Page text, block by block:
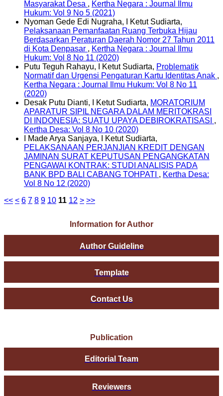
Masyarakat Desa , Kertha Negara : Journal Ilmu
Hukum: Vol 9 No 5 (2021)
Nyoman Gede Edi Nugraha, I Ketut Sudiarta,
Pelaksanaan Pemanfaatan Ruang Terbuka Hijau
Berdasarkan Peraturan Daerah Nomor 27 Tahun 2011
di Kota Denpasar , Kertha Negara : Journal Ilmu
Hukum: Vol 8 No 11 (2020)
Putu Teguh Rahayu, I Ketut Sudiarta, Problematik
Normatif dan Urgensi Pengaturan Kartu Identitas Anak ,
Kertha Negara : Journal Ilmu Hukum: Vol 8 No 11
(2020)
Desak Putu Dianti, I Ketut Sudiarta, MORATORIUM
APARATUR SIPIL NEGARA DALAM MERITOKRASI
DI INDONESIA: SUATU UPAYA DEBIROKRATISASI ,
Kertha Desa: Vol 8 No 10 (2020)
I Made Arya Sanjaya, I Ketut Sudiarta,
PELAKSANAAN PERJANJIAN KREDIT DENGAN
JAMINAN SURAT KEPUTUSAN PENGANGKATAN
PENGAWAI KONTRAK: STUDI ANALISIS PADA
BANK BPD BALI CABANG TOHPATI , Kertha Desa:
Vol 8 No 12 (2020)
<< < 6 7 8 9 10 11 12 > >>
Information for Author
Author Guideline
Template
Contact Us
Publication
Editorial Team
Reviewers